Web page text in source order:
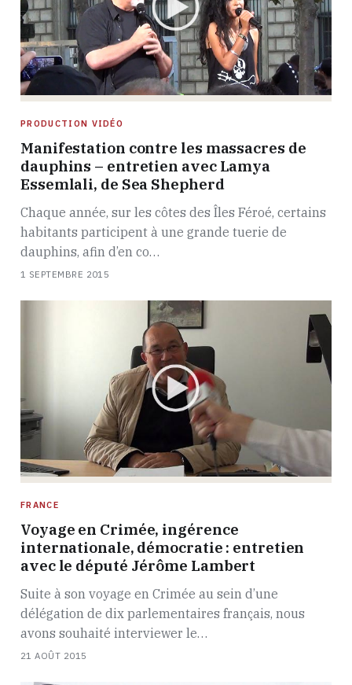
PRODUCTION VIDÉO
Manifestation contre les massacres de
dauphins – entretien avec Lamya
Essemlali, de Sea Shepherd
Chaque année, sur les côtes des Îles Féroé, certains
habitants participent à une grande tuerie de
dauphins, afin d’en co…
1 SEPTEMBRE 2015
FRANCE
Voyage en Crimée, ingérence
internationale, démocratie : entretien
avec le député Jérôme Lambert
Suite à son voyage en Crimée au sein d’une
délégation de dix parlementaires français, nous
avons souhaité interviewer le…
21 AOÛT 2015